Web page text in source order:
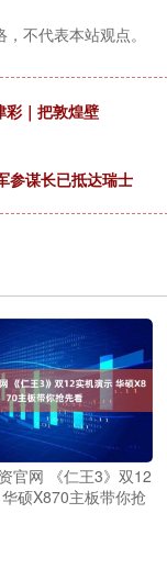
不代表本站观点。
彩｜把敦煌壁
参谋长已抵达瑞士
官网 《仁王3》双12
硕X870主板带你抢